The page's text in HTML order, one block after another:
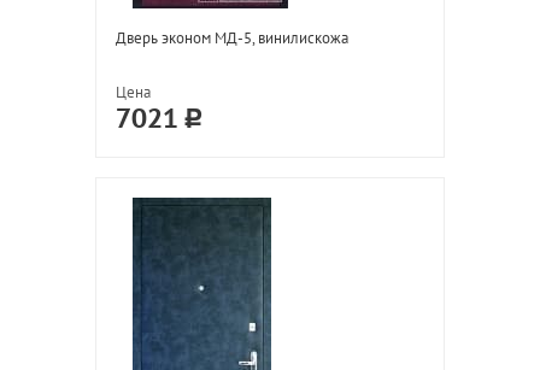
Дверь эконом МД-5, винилискожа
Цена
7021